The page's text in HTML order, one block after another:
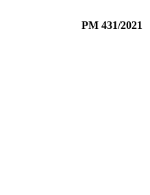
PM 431/2021